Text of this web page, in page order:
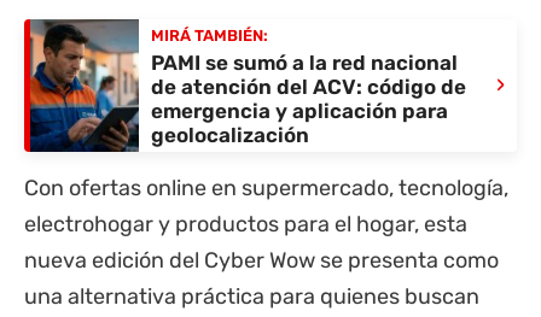
MIRÁ TAMBIÉN:
PAMI se sumó a la red nacional
de atención del ACV: código de
emergencia y aplicación para
geolocalización
›
Con ofertas online en supermercado, tecnología,
electrohogar y productos para el hogar, esta
nueva edición del Cyber Wow se presenta como
una alternativa práctica para quienes buscan